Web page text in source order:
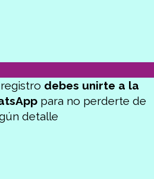
debes unirte a la
para no perderte de
detalle